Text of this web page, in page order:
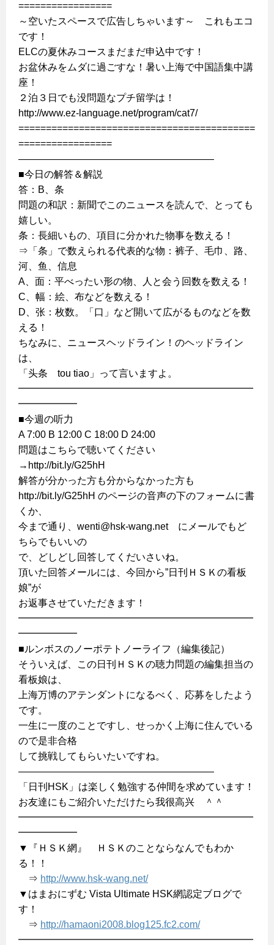
=================
～空いたスペースで広告しちゃいます～ これもエコ
です！
ELCの夏休みコースまだまだ申込中です！
お盆休みをムダに過ごすな！暑い上海で中国語集中講
座！
２泊３日でも没問題なプチ留学は！
http://www.ez-language.net/program/cat7/
===========================================
=================
————————————————————
■今日の解答＆解説
答：B、条
問題の和訳：新聞でこのニュースを読んで、とっても
嬉しい。
条：長細いもの、項目に分かれた物事を数える！
⇒「条」で数えられる代表的な物：裤子、毛巾、路、
河、鱼、信息
A、面：平べったい形の物、人と会う回数を数える！
C、幅：絵、布などを数える！
D、张：枚数。「口」など開いて広がるものなどを数
える！
ちなみに、ニュースヘッドライン！のヘッドライン
は、
「头条 tou tiao」って言いますよ。
━━━━━━━━━━━━━━━━━━━━━━━━
━━━━━━
■今週の听力
A 7:00 B 12:00 C 18:00 D 24:00
問題はこちらで聴いてください
→http://bit.ly/G25hH
解答が分かった方も分からなかった方も
http://bit.ly/G25hH のページの音声の下のフォームに書
くか、
今まで通り、wenti@hsk-wang.net にメールでもど
ちらでもいいの
で、どしどし回答してくだいさいね。
頂いた回答メールには、今回から”日刊ＨＳＫの看板
娘”が
お返事させていただきます！
━━━━━━━━━━━━━━━━━━━━━━━━
━━━━━━
■ルンボスのノーポテトノーライフ（編集後記）
そういえば、この日刊ＨＳＫの聴力問題の編集担当の
看板娘は、
上海万博のアテンダントになるべく、応募をしたよう
です。
一生に一度のことですし、せっかく上海に住んでいる
ので是非合格
して挑戦してもらいたいですね。
————————————————————
「日刊HSK」は楽しく勉強する仲間を求めています！
お友達にもご紹介いただけたら我很高兴 ＾＾
━━━━━━━━━━━━━━━━━━━━━━━━
━━━━━━
▼『ＨＳＫ網』 ＨＳＫのことならなんでもわか
る！！
⇒ http://www.hsk-wang.net/
▼はまおにずむ Vista Ultimate HSK網認定ブログで
す！
⇒ http://hamaoni2008.blog125.fc2.com/
━━━━━━━━━━━━━━━━━━━━━━━━